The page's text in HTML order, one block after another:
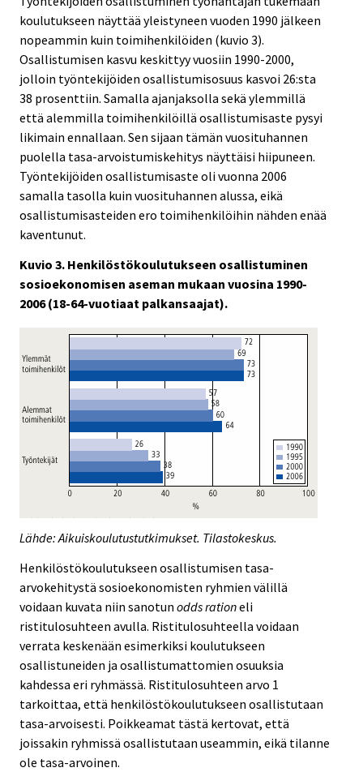
koulutukseen näyttää yleistyneen vuoden 1990 jälkeen
nopeammin kuin toimihenkilöiden (kuvio 3).
Osallistumisen kasvu keskittyy vuosiin 1990-2000,
jolloin työntekijöiden osallistumisosuus kasvoi 26:sta
38 prosenttiin. Samalla ajanjaksolla sekä ylemmillä
että alemmilla toimihenkilöillä osallistumisaste pysyi
likimain ennallaan. Sen sijaan tämän vuosituhannen
puolella tasa-arvoistumiskehitys näyttäisi hiipuneen.
Työntekijöiden osallistumisaste oli vuonna 2006
samalla tasolla kuin vuosituhannen alussa, eikä
osallistumisasteiden ero toimihenkilöihin nähden enää
kaventunut.
Kuvio 3. Henkilöstökoulutukseen osallistuminen
sosioekonomisen aseman mukaan vuosina 1990-
2006 (18-64-vuotiaat palkansaajat).
Lähde: Aikuiskoulutustutkimukset. Tilastokeskus.
Henkilöstökoulutukseen osallistumisen tasa-
arvokehitystä sosioekonomisten ryhmien välillä
voidaan kuvata niin sanotun odds rationeli
ristitulosuhteen avulla. Ristitulosuhteella voidaan
verrata keskenään esimerkiksi koulutukseen
osallistuneiden ja osallistumattomien osuuksia
kahdessa eri ryhmässä. Ristitulosuhteen arvo 1
tarkoittaa, että henkilöstökoulutukseen osallistutaan
tasa-arvoisesti. Poikkeamat tästä kertovat, että
joissakin ryhmissä osallistutaan useammin, eikä tilanne
ole tasa-arvoinen.